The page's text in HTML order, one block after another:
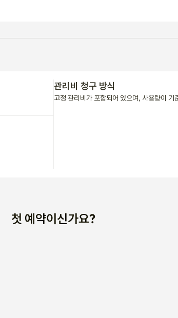
관리비 청구 방식
고정 관리비가 포함되어 있으며, 사용량이
첫 예약이신가요?